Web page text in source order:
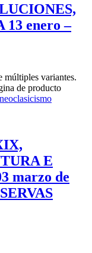
enero –
múltiples variantes.
de producto
E
marzo de